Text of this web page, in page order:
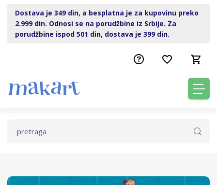
Dostava je 349 din, a besplatna je za kupovinu preko
2.999 din. Odnosi se na porudžbine iz Srbije. Za
porudžbine ispod 501 din, dostava je 399 din.